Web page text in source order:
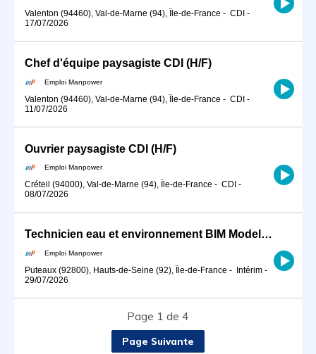
Valenton (94460), Val-de-Marne (94), Île-de-France - CDI -
17/07/2026
Chef d'équipe paysagiste CDI (H/F)
Emploi Manpower
Valenton (94460), Val-de-Marne (94), Île-de-France - CDI -
11/07/2026
Ouvrier paysagiste CDI (H/F)
Emploi Manpower
Créteil (94000), Val-de-Marne (94), Île-de-France - CDI -
08/07/2026
Technicien eau et environnement BIM Modeleur (H/F)
Emploi Manpower
Puteaux (92800), Hauts-de-Seine (92), Île-de-France - Intérim -
29/07/2026
Page 1 de 4
Page Suivante